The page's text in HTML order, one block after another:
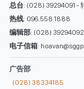
总台: (028) 39294091 -
热线: 096.558.1888
编辑部: (028)
电子信箱:
广告部
(028) 38334185